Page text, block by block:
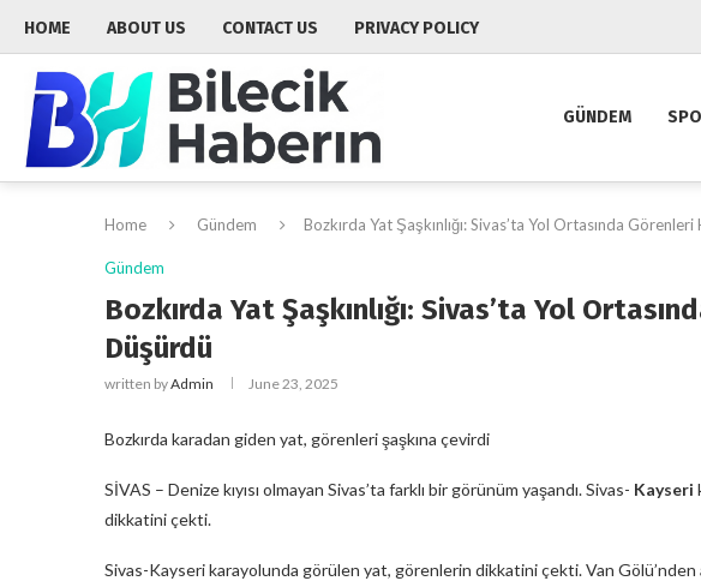
HOME ABOUT US CONTACT US PRIVACY POLICY
GÜNDEM
Home Gündem Bozkırda Yat Şaşkınlığı: Sivas’ta Yol Ortasında
Gündem
Bozkırda Yat Şaşkınlığı: Sivas’ta Yol
Düşürdü
written byAdmin June 23, 2025
Bozkırda karadan giden yat, görenleri şaşkına çevirdi
SİVAS – Denize kıyısı olmayan Sivas’ta farklı bir görünüm yaşandı. Sivas- Kayseri
dikkatini çekti.
Sivas-Kayseri karayolunda görülen yat, görenlerin dikkatini çekti. Van